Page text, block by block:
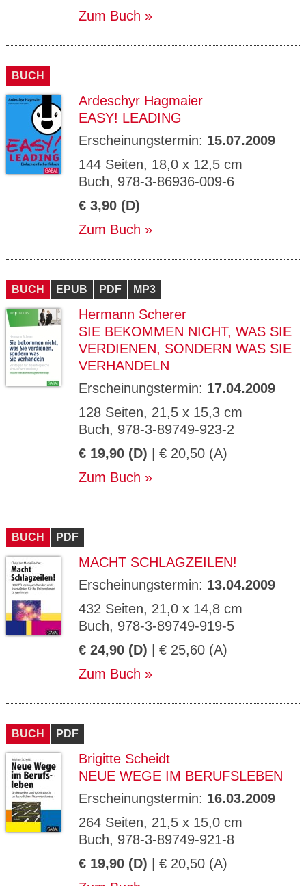
Zum Buch
BUCH
Ardeschyr Hagmaier
EASY! LEADING
Erscheinungstermin: 15.07.2009
144 Seiten, 18,0 x 12,5 cm
Buch, 978-3-86936-009-6
€ 3,90 (D)
Zum Buch
BUCH EPUB PDF MP3
Hermann Scherer
SIE BEKOMMEN NICHT, WAS SIE
VERDIENEN, SONDERN WAS SIE
VERHANDELN
Erscheinungstermin: 17.04.2009
128 Seiten, 21,5 x 15,3 cm
Buch, 978-3-89749-923-2
€ 19,90 (D) | € 20,50 (A)
Zum Buch
BUCH PDF
MACHT SCHLAGZEILEN!
Erscheinungstermin: 13.04.2009
432 Seiten, 21,0 x 14,8 cm
Buch, 978-3-89749-919-5
€ 24,90 (D) | € 25,60 (A)
Zum Buch
BUCH PDF
Brigitte Scheidt
NEUE WEGE IM BERUFSLEBEN
Erscheinungstermin: 16.03.2009
264 Seiten, 21,5 x 15,0 cm
Buch, 978-3-89749-921-8
€ 19,90 (D) | € 20,50 (A)